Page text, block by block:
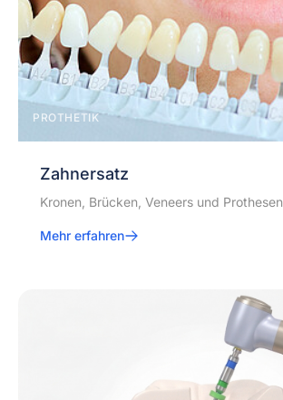
PROTHETIK
Zahnersatz
Kronen, Brücken, Veneers und Prothesen
Mehr erfahren